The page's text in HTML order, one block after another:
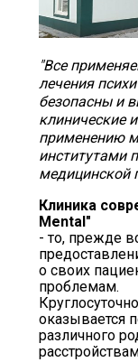
"Все
лечения
безопасны и
клинические
применению
институтами
медицинской
Клиника
Mental"
- то, прежде
о своих
проблемам.
оказывается
различного